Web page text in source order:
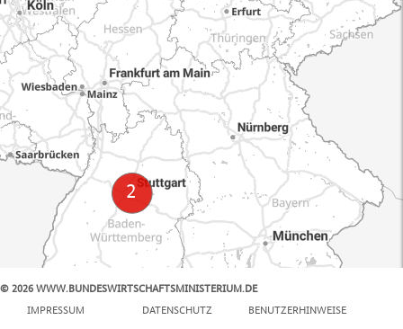
© 2026 WWW.BUNDESWIRTSCHAFTSMINISTERIUM.DE
IMPRESSUM
DATENSCHUTZ BENUTZERHINWEISE